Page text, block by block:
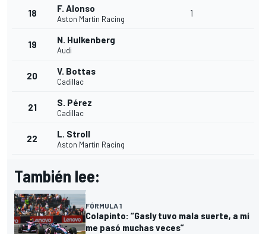
18 F. Alonso
Aston Martin Racing
1
19 N. Hulkenberg
Audi
20 V. Bottas
Cadillac
21 S. Pérez
Cadillac
22 L. Stroll
Aston Martin Racing
También lee:
FÓRMULA 1
Colapinto: “Gasly tuvo mala suerte, a mí
me pasó muchas veces”